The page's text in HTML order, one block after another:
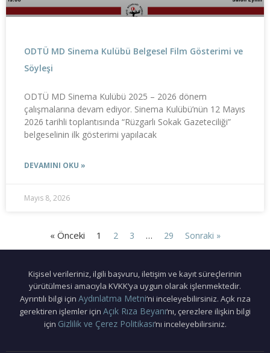
ODTÜ MD Sinema Kulübü Belgesel Film Gösterimi ve
Söyleşi
ODTÜ MD Sinema Kulübü 2025 – 2026 dönem
çalışmalarına devam ediyor. Sinema Kulübü’nün 12 Mayıs
2026 tarihli toplantısında “Rüzgarlı Sokak Gazeteciliği”
belgeselinin ilk gösterimi yapılacak
DEVAMINI OKU »
Mayıs 8, 2026
« Önceki 1 2 3 … 29 Sonraki »
Kişisel verileriniz, ilgili başvuru, iletişim ve kayıt süreçlerinin
yürütülmesi amacıyla KVKK’ya uygun olarak işlenmektedir.
Ayrıntılı bilgi için Aydınlatma Metni‘ni inceleyebilirsiniz. Açık rıza
gerektiren işlemler için Açık Rıza Beyanı‘nı, çerezlere ilişkin bilgi
için Gizlilik ve Çerez Politikası‘nı inceleyebilirsiniz.